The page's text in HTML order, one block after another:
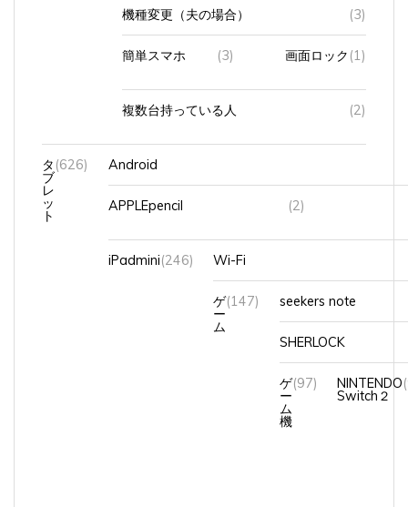
機種変更（夫の場合） (3)
簡単スマホ (3) 画面ロック (1)
複数台持っている人 (2)
タ
ブ
レ
ッ
ト
(626) Android
APPLEpencil (2)
iPadmini (246) Wi-Fi
ゲ
ー
ム
(147) seekers note
SHERLOCK
ゲ
ー
ム
機
(97) NINTENDO
Switch２